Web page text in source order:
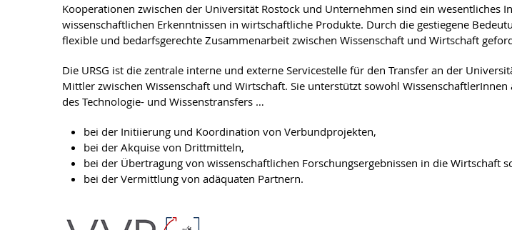
Kooperationen zwischen der Universität Rostock und Unternehmen sind ein wesentliches
wissenschaftlichen Erkenntnissen in wirtschaftliche Produkte. Durch die gestiegene
flexible und bedarfsgerechte Zusammenarbeit zwischen Wissenschaft und Wirtschaft
Die URSG ist die zentrale interne und externe Servicestelle für den Transfer an der
Mittler zwischen Wissenschaft und Wirtschaft. Sie unterstützt sowohl
des Technologie- und Wissenstransfers …
bei der Initiierung und Koordination von Verbundprojekten,
bei der Akquise von Drittmitteln,
bei der Übertragung von wissenschaftlichen Forschungsergebnissen in die Wirtschaft
bei der Vermittlung von adäquaten Partnern.